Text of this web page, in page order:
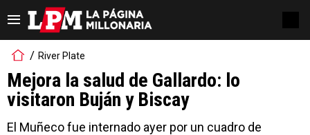
River Plate
Mejora la salud de Gallardo: lo
visitaron Buján y Biscay
El Muñeco fue internado ayer por un cuadro de